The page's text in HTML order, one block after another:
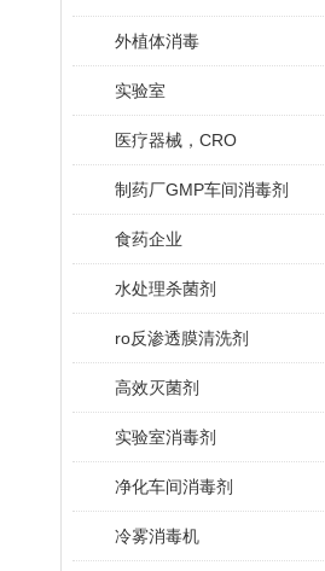
外植体消毒
实验室
医疗器械，CRO
制药厂GMP车间消毒剂
食药企业
水处理杀菌剂
ro反渗透膜清洗剂
高效灭菌剂
实验室消毒剂
净化车间消毒剂
冷雾消毒机